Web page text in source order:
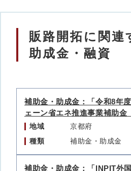
販路開拓に関連
助成金・融資
補助金・助成金：「令和8年
ェーン省エネ推進事業補助金
地域
京都府
種類
補助金・助成金
補助金・助成金：「INPIT外